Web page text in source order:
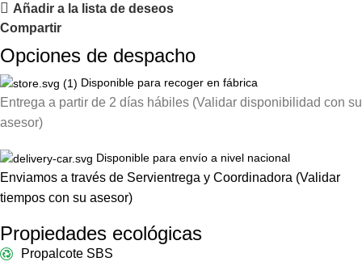
Añadir a la lista de deseos
Compartir
Opciones de despacho
Disponible para recoger en fábrica
Entrega a partir de 2 días hábiles (Validar disponibilidad con su
asesor)
Disponible para envío a nivel nacional
Enviamos a través de Servientrega y Coordinadora (Validar
tiempos con su asesor)
Propiedades ecológicas
Propalcote SBS